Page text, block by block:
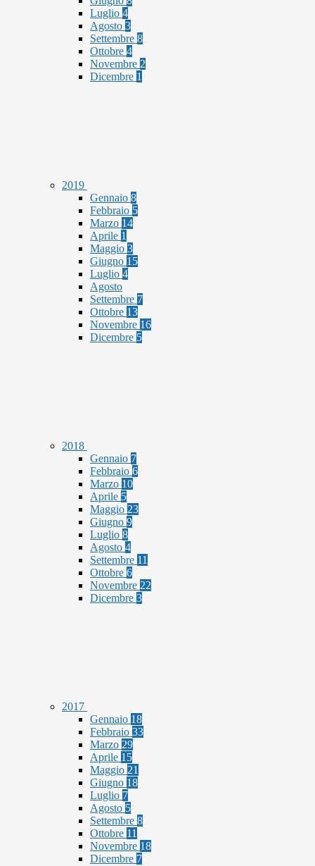
Luglio 4
Agosto 3
Settembre 8
Ottobre 4
Novembre 2
Dicembre 1
2019
Gennaio 8
Febbraio 5
Marzo 14
Aprile 1
Maggio 3
Giugno 15
Luglio 4
Agosto
Settembre 7
Ottobre 13
Novembre 16
Dicembre 5
2018
Gennaio 7
Febbraio 6
Marzo 10
Aprile 5
Maggio 23
Giugno 9
Luglio 8
Agosto 4
Settembre 11
Ottobre 6
Novembre 22
Dicembre 3
2017
Gennaio 18
Febbraio 33
Marzo 29
Aprile 15
Maggio 21
Giugno 18
Luglio 7
Agosto 5
Settembre 8
Ottobre 11
Novembre 18
Dicembre 7